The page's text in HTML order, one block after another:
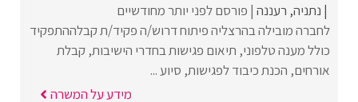
נתניה רעננה פורסם לפני יותר מחודשיים
לחברה מובילה בהרצליה פיתוח דרוש/ה פקיד/ת קבלההתפקיד
כולל מענה טלפוני, תיאום פגישות בחדרי הישיבות, קבלת
אורחים, הכנת כיבוד לפגישות, סיוע ...
מידע על המשרה